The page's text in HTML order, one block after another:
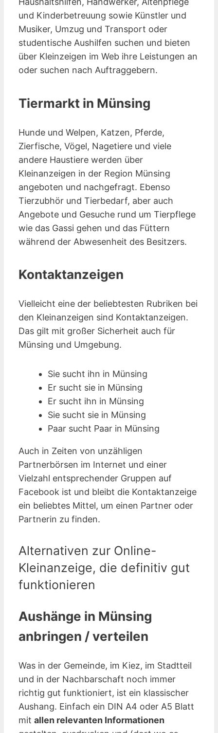
und Kinderbetreuung sowie Künstler und
Musiker, Umzug und Transport oder
studentische Aushilfen suchen und bieten
über Kleinzeigen im Web ihre Leistungen an
oder suchen nach Auftraggebern.
Tiermarkt in Münsing
Hunde und Welpen, Katzen, Pferde,
Zierfische, Vögel, Nagetiere und viele
andere Haustiere werden über
Kleinanzeigen in der Region Münsing
angeboten und nachgefragt. Ebenso
Tierzubhör und Tierbedarf, aber auch
Angebote und Gesuche rund um Tierpflege
wie das Gassi gehen und das Füttern
während der Abwesenheit des Besitzers.
Kontaktanzeigen
Vielleicht eine der beliebtesten Rubriken bei
den Kleinanzeigen sind Kontakt­anzeigen.
Das gilt mit großer Sicherheit auch für
Münsing und Umgebung.
Sie sucht ihn in Münsing
Er sucht sie in Münsing
Er sucht ihn in Münsing
Sie sucht sie in Münsing
Paar sucht Paar in Münsing
Auch in Zeiten von unzähligen
Partnerbörsen im Internet und einer
Vielzahl entsprechender Gruppen auf
Facebook ist und bleibt die Kontaktanzeige
ein beliebtes Mittel, um einen Partner oder
Partnerin zu finden.
Alternativen zur Online-
Kleinanzeige, die definitiv gut
funktionieren
Aushänge in Münsing
anbringen / verteilen
Was in der Gemeinde, im Kiez, im Stadtteil
und in der Nachbarschaft noch immer
richtig gut funktioniert, ist ein klassischer
Aushang. Einfach ein DIN A4 oder A5 Blatt
mit allen relevanten Informationen